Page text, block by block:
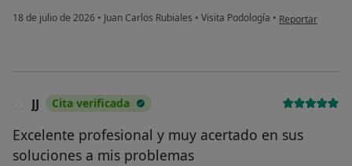
18 de julio de 2026 • Juan Carlos Rubiales • Visita Podología • en opinión del
Reportar
JJ Cita verificada
Excelente profesional y muy acertado en sus
soluciones a mis problemas